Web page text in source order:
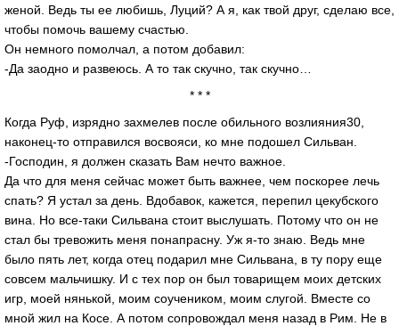
женой. Ведь ты ее любишь, Луций? А я, как твой друг, сделаю все,
чтобы помочь вашему счастью.
Он немного помолчал, а потом добавил:
-Да заодно и развеюсь. А то так скучно, так скучно…
* * *
Когда Руф, изрядно захмелев после обильного возлияния30,
наконец-то отправился восвояси, ко мне подошел Сильван.
-Господин, я должен сказать Вам нечто важное.
Да что для меня сейчас может быть важнее, чем поскорее лечь
спать? Я устал за день. Вдобавок, кажется, перепил цекубского
вина. Но все-таки Сильвана стоит выслушать. Потому что он не
стал бы тревожить меня понапрасну. Уж я-то знаю. Ведь мне
было пять лет, когда отец подарил мне Сильвана, в ту пору еще
совсем мальчишку. И с тех пор он был товарищем моих детских
игр, моей нянькой, моим соучеником, моим слугой. Вместе со
мной жил на Косе. А потом сопровождал меня назад в Рим. Не в